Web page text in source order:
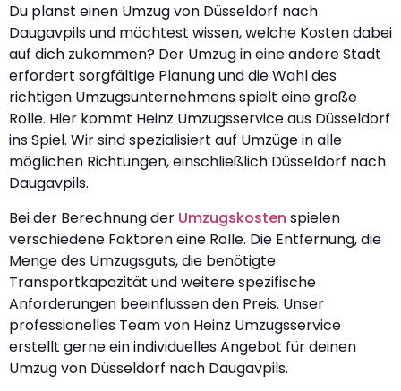
Du planst einen Umzug von Düsseldorf nach
Daugavpils und möchtest wissen, welche Kosten dabei
auf dich zukommen? Der Umzug in eine andere Stadt
erfordert sorgfältige Planung und die Wahl des
richtigen Umzugsunternehmens spielt eine große
Rolle. Hier kommt Heinz Umzugsservice aus Düsseldorf
ins Spiel. Wir sind spezialisiert auf Umzüge in alle
möglichen Richtungen, einschließlich Düsseldorf nach
Daugavpils.
Bei der Berechnung der Umzugskosten spielen
verschiedene Faktoren eine Rolle. Die Entfernung, die
Menge des Umzugsguts, die benötigte
Transportkapazität und weitere spezifische
Anforderungen beeinflussen den Preis. Unser
professionelles Team von Heinz Umzugsservice
erstellt gerne ein individuelles Angebot für deinen
Umzug von Düsseldorf nach Daugavpils.